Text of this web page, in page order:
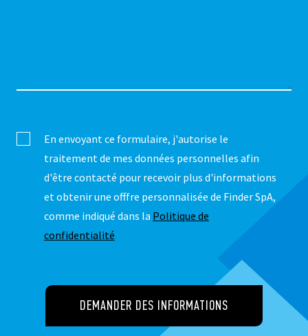
En envoyant ce formulaire, j'autorise le
traitement de mes données personnelles afin
d'être contacté pour recevoir plus d'informations
et obtenir une offfre personnalisée de Finder SpA,
comme indiqué dans la Politique de
confidentialité
DEMANDER DES INFORMATIONS